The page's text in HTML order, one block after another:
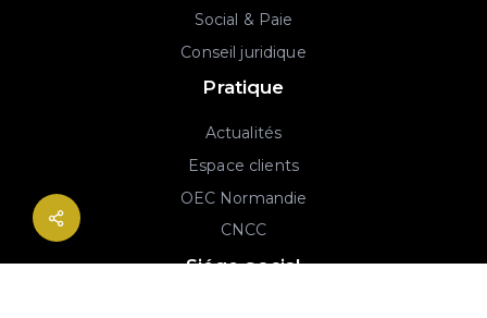
Social & Paie
Conseil juridique
Pratique
Actualités
Espace clients
OEC Normandie
CNCC
Siége social